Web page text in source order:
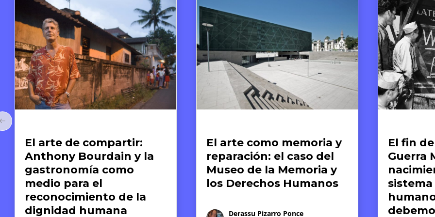
El arte como memoria y
reparación: el caso del
Museo de la Memoria y
los Derechos Humanos
Derassu Pizarro Ponce
El fin de la Segunda
Guerra Mundial: el
nacimiento de un
sistema de derechos
debemos defender
y
¿Por
infantil